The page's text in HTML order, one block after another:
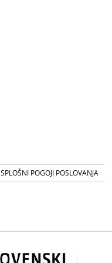
SPLOŠNI POGOJI POSLOVANJA